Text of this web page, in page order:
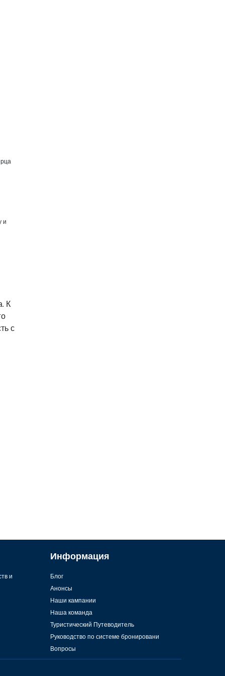
и
К
с
и
Информация
Блог
Анонсы
Наши кампании
Наша команда
Туристический Путеводитель
Руководство по системе бронировани
Вопросы